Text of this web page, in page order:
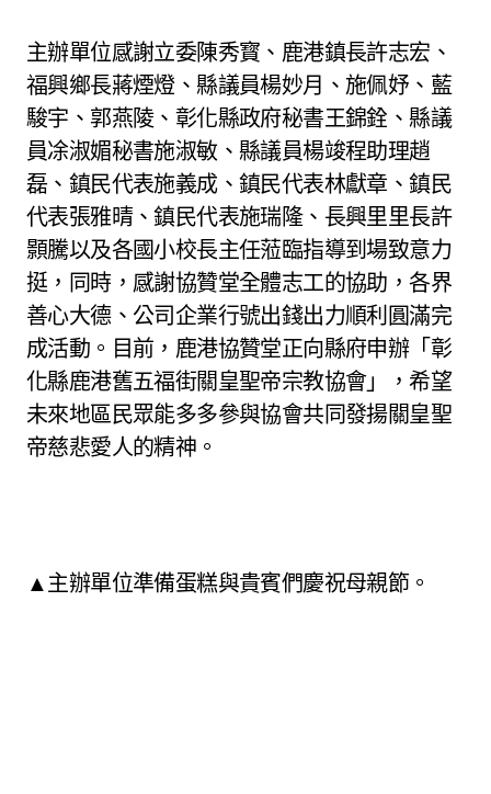
主辦單位感謝立委陳秀寳、鹿港鎮長許志宏、
福興鄉長蔣煙燈、縣議員楊妙月、施佩妤、藍
駿宇、郭燕陵、彰化縣政府秘書王錦銓、縣議
員凃淑媚秘書施淑敏、縣議員楊竣程助理趙
磊、鎮民代表施義成、鎮民代表林獻章、鎮民
代表張雅晴、鎮民代表施瑞隆、長興里里長許
顥騰以及各國小校長主任蒞臨指導到場致意力
挺，同時，感謝協贊堂全體志工的協助，各界
善心大德、公司企業行號出錢出力順利圓滿完
成活動。目前，鹿港協贊堂正向縣府申辦「彰
化縣鹿港舊五福街關皇聖帝宗教協會」，希望
未來地區民眾能多多參與協會共同發揚關皇聖
帝慈悲愛人的精神。
▲主辦單位準備蛋糕與貴賓們慶祝母親節。